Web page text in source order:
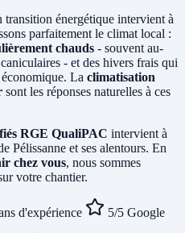
énergétique intervient à
parfaitement le climat local :
chauds - souvent au-
- et des hivers frais qui
La climatisation
sont les réponses naturelles à ces
RGE QualiPAC intervient à
Pélissanne et ses alentours. En
chez vous, nous sommes
votre chantier.
d'expérience 5/5 Google